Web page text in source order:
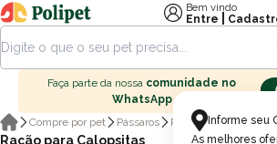
Informe seu
As melhores
Bem vindo
Entre
Faça parte da nossa comunidade no
WhatsApp
Compre por pet
Pássaros Ração para pássaros
Ração para Calopsitas